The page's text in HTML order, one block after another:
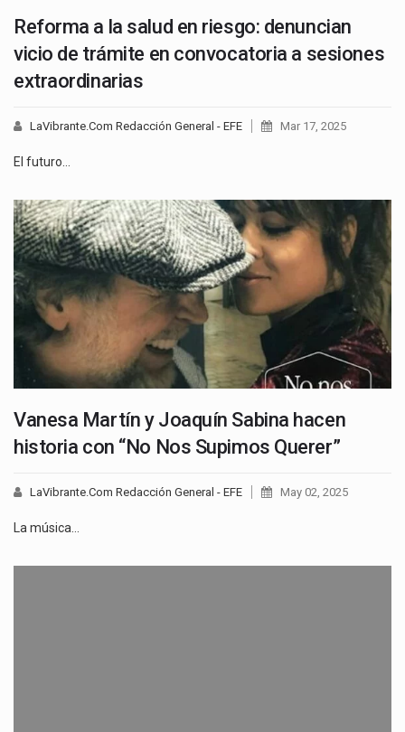
Reforma a la salud en riesgo: denuncian
vicio de trámite en convocatoria a sesiones
extraordinarias
LaVibrante.Com Redacción General - EFE Mar 17, 2025
El futuro…
Vanesa Martín y Joaquín Sabina hacen
historia con “No Nos Supimos Querer”
LaVibrante.Com Redacción General - EFE May 02, 2025
La música…